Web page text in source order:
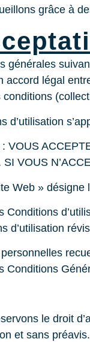
grâce à
générales
accord légal
conditions
d’utilisation
VOUS
SI VOUS
Web » désigne
Conditions
d’utilisation
Conditions
le droit
et sans